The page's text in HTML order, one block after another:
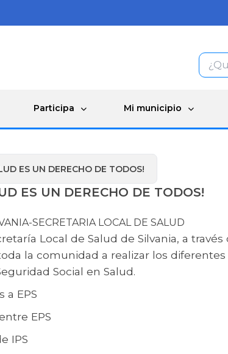
Participa Mi municipio
ES UN DERECHO DE TODOS!
ES UN DERECHO DE TODOS!
SECRETARIA LOCAL DE SALUD
Local de Salud de Silvania, a
la comunidad a realizar los
Social en Salud.
a EPS
EPS
IPS